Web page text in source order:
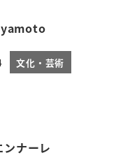
文化・芸術
ナーレ